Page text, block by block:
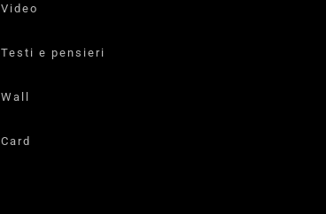
Video
Testi e pensieri
Wall
Card